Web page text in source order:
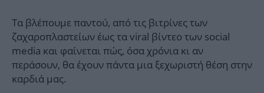
Τα βλέπουμε παντού, από τις βιτρίνες των
ζαχαροπλαστείων έως τα viral βίντεο των social
media και φαίνεται πώς, όσα χρόνια κι αν
περάσουν, θα έχουν πάντα μια ξεχωριστή θέση στην
καρδιά μας.